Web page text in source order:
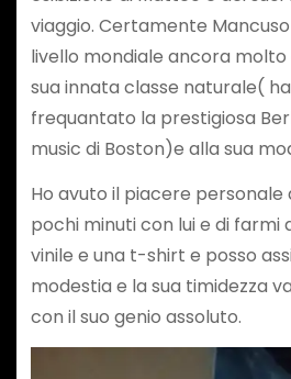
viaggio. Certamente
livello mondiale ancora molto
sua innata classe naturale(
frequantato la prestigiosa
music di Boston)e alla sua
Ho avuto il piacere personale
pochi minuti con lui e di farmi
vinile e una t-shirt e posso
modestia e la sua timidezza
con il suo genio assoluto.